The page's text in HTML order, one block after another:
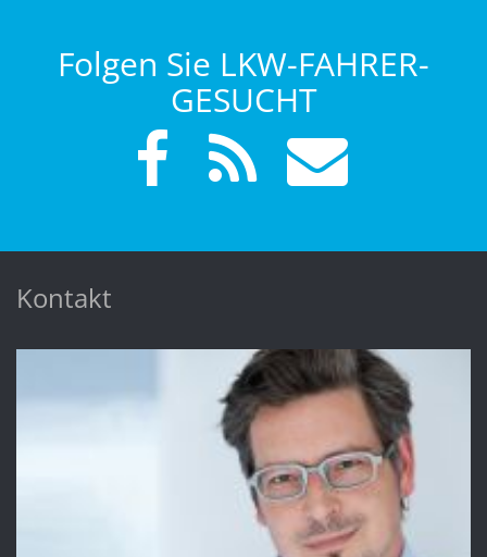
Folgen Sie LKW-FAHRER-
GESUCHT
Kontakt